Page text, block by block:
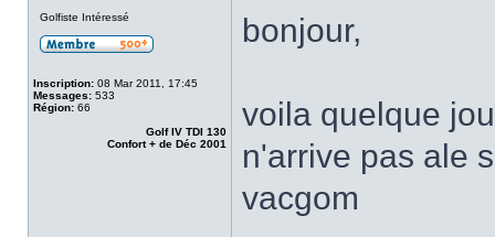
Golfiste Intéressé
Inscription: 08 Mar 2011, 17:45
Messages: 533
Région: 66
Golf IV TDI 130
Confort + de Déc 2001
bonjour,
voila quelque
n'arrive pas ale
vacgom